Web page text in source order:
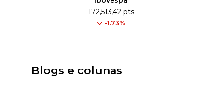
172,513,42 pts
-1.73%
Blogs e colunas